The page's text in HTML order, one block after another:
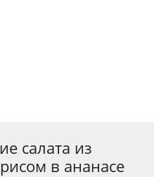
салата из
в ананасе